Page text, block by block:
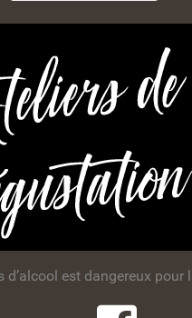
d’alcool est dangereux